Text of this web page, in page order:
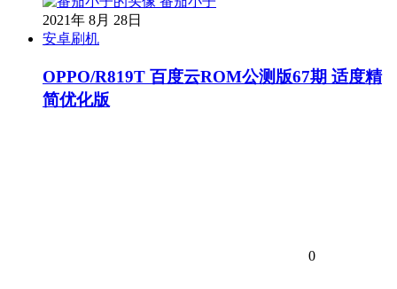
2021年 8月 28日
安卓刷机
OPPO/R819T 百度云ROM公测版67期 适度精
简优化版
0